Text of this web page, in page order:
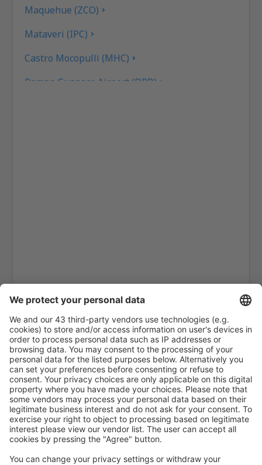
Maquehue (ZCO)
Mataveri (IPC)
Castro Mocopulli (MHC)
Pampa Guanaco Airport (DPB)